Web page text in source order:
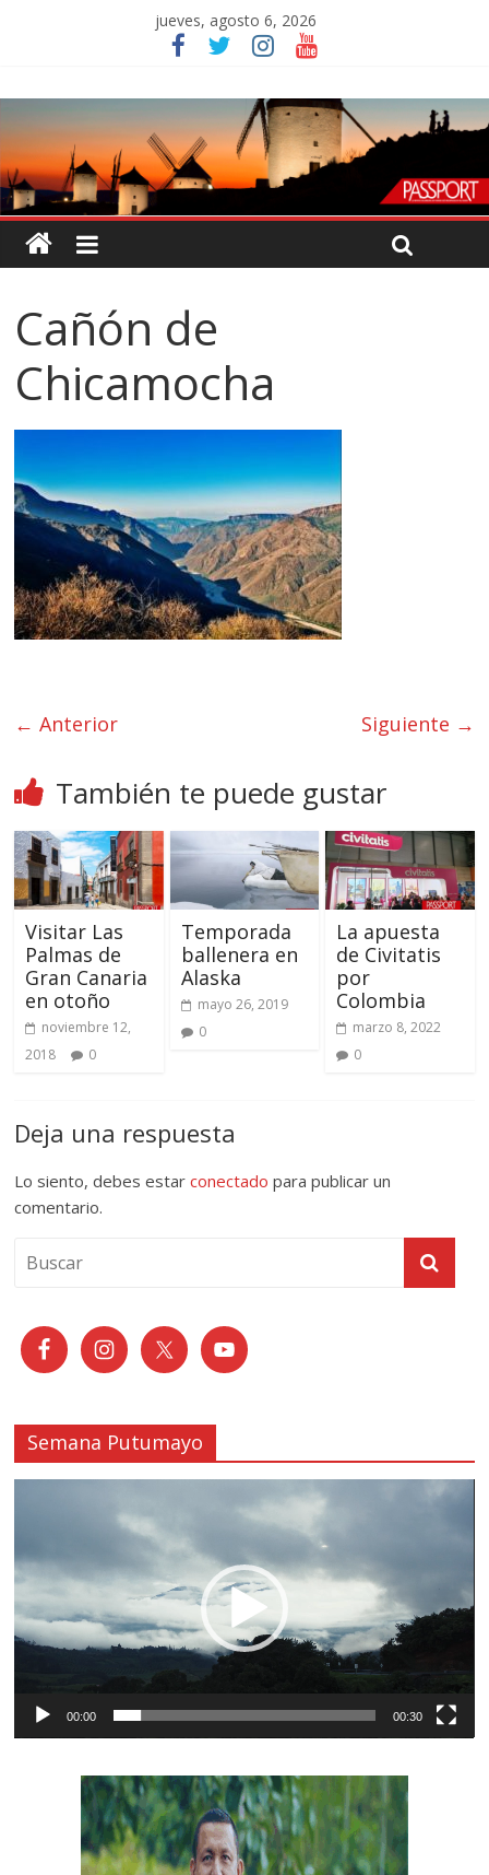
jueves, agosto 6, 2026
Cañón de
Chicamocha
← Anterior Siguiente →
También te puede gustar
Visitar Las
Palmas de
Gran Canaria
en otoño
noviembre 12,
2018
0
Temporada
ballenera en
Alaska
mayo 26, 2019
0
La apuesta
de Civitatis
por
Colombia
marzo 8, 2022
0
Deja una respuesta
Lo siento, debes estarconectado para publicar un
comentario.
Semana Putumayo
00:00 00:30